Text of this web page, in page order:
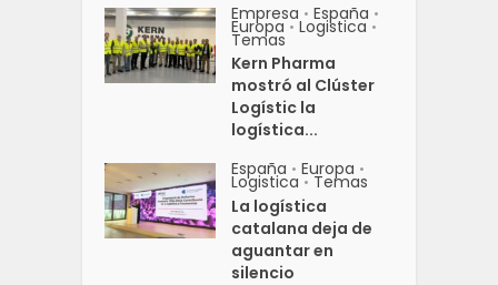
Empresa • España •
Europa • Logistica •
Temas
Kern Pharma
mostró al Clúster
Logístic la
logística...
España • Europa •
Logistica • Temas
La logística
catalana deja de
aguantar en
silencio